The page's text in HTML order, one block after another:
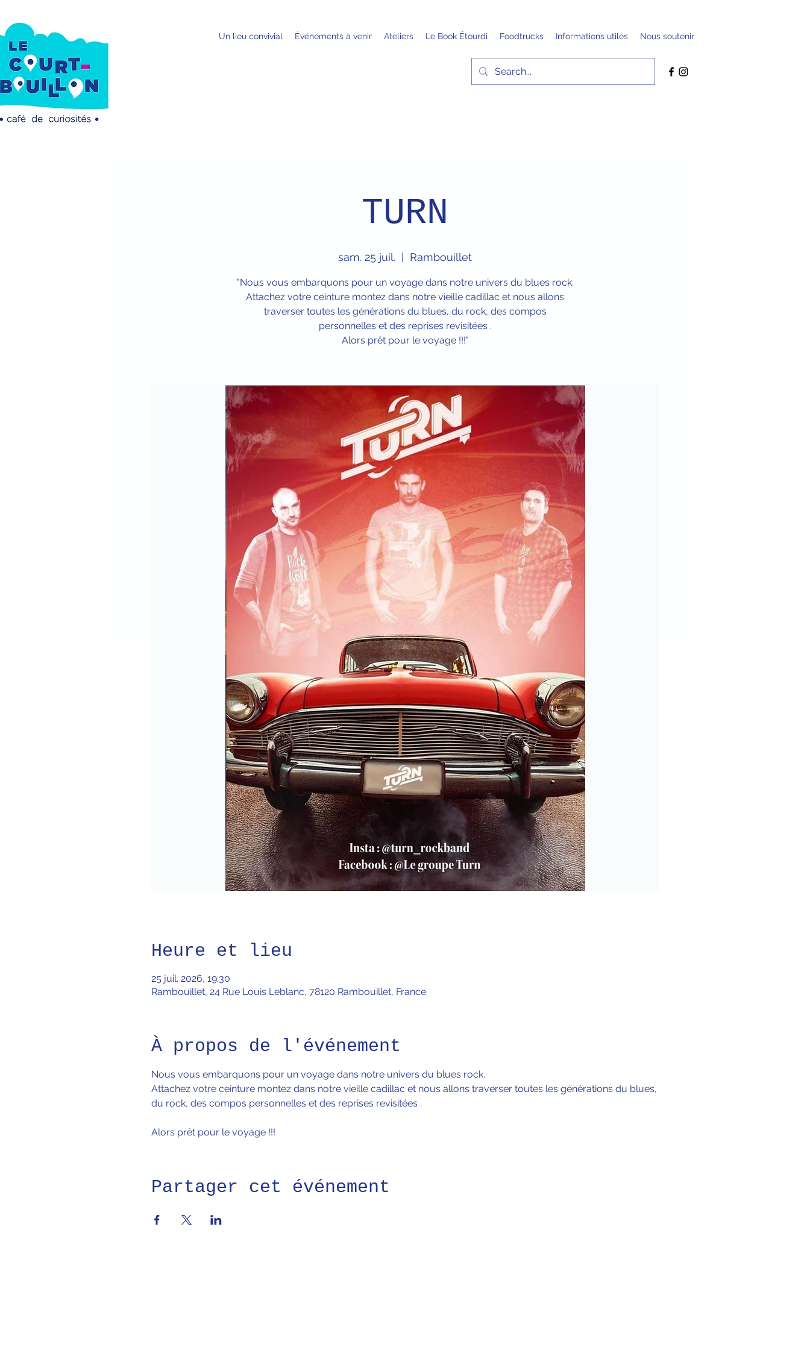
Un lieu convivial Événements à venir Ateliers Le Book Étourdi Foodtrucks Informations utiles Nous soutenir
TURN
sam. 25 juil. Rambouillet
"Nous vous embarquons pour un voyage dans notre univers du blues rock.
Attachez votre ceinture montez dans notre vieille cadillac et nous allons
traverser toutes les générations du blues, du rock, des compos
personnelles et des reprises revisitées .
Alors prêt pour le voyage !!!"
Heure et lieu
25 juil. 2026, 19:30
Rambouillet, 24 Rue Louis Leblanc, 78120 Rambouillet, France
À propos de l'événement
Nous vous embarquons pour un voyage dans notre univers du blues rock.
Attachez votre ceinture montez dans notre vieille cadillac et nous allons traverser toutes les générations du blues,
du rock, des compos personnelles et des reprises revisitées .
Alors prêt pour le voyage !!!
Partager cet événement